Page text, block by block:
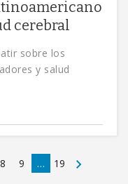
cerebral
sobre los
y salud
8 9 … 19